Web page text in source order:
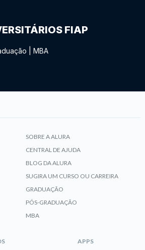
FIAP
MBA
SOBRE A ALURA
CENTRAL DE AJUDA
BLOG DA ALURA
SUGIRA UM CURSO OU CARREIRA
GRADUAÇÃO
PÓS-GRADUAÇÃO
MBA
APPS